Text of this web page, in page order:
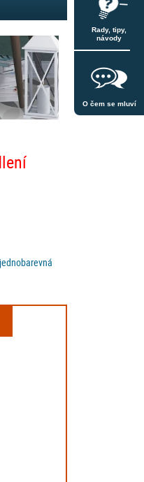
Rady, tipy,
návody
O čem se mluví